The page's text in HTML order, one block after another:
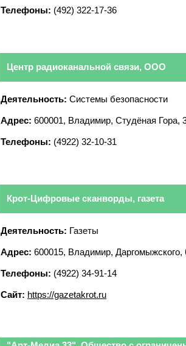
Телефоны: (492) 322-17-36
Центр радиоканальной связи, ООО
Деятельность: Системы безопасности
Адрес: 600001, Владимир, Студёная Гора,
Телефоны: (4922) 32-10-31
Крот-Цифровые сканворды, газета
Деятельность: Газеты
Адрес: 600015, Владимир, Даргомыжского,
Телефоны: (4922) 34-91-14
Сайт: https://gazetakrot.ru